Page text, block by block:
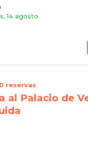
14 agosto
reservas
al Palacio de